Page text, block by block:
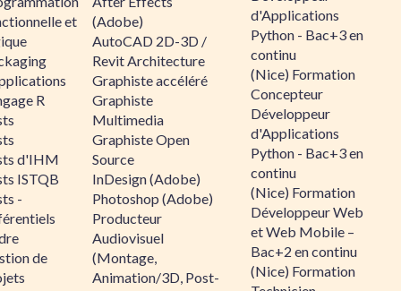
et
R
d'IHM
ISTQB
-
de
(Adobe)
AutoCAD 2D-3D /
Revit Architecture
Graphiste accéléré
Graphiste
Multimedia
Graphiste Open
Source
InDesign (Adobe)
Photoshop (Adobe)
Producteur
Audiovisuel
(Montage,
Animation/3D, Post-
d'Applications
Python - Bac+3 en
continu
(Nice) Formation
Concepteur
Développeur
d'Applications
Python - Bac+3 en
continu
(Nice) Formation
Développeur Web
et Web Mobile –
Bac+2 en continu
(Nice) Formation